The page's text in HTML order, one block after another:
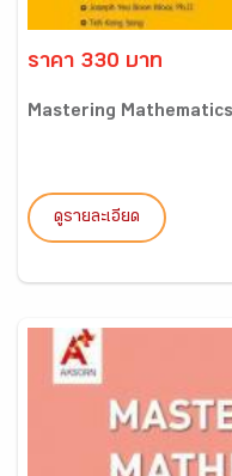
ราคา 330 บาท
Mastering
ดูรายละเอียด